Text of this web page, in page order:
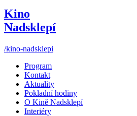
Kino
Nadsklepí
/kino-nadsklepi
Program
Kontakt
Aktuality
Pokladní hodiny
O Kině Nadsklepí
Interiéry